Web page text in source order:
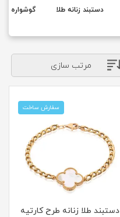
دستبند زنانه طلا گوشواره طلا
مرتب سازی
سفارش ساخت
دستبند طلا زنانه طرح کارتیه